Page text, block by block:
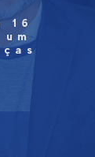
16